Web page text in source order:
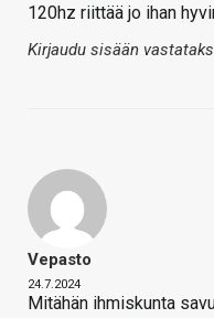
120hz riittää jo ihan
Kirjaudu sisään
Vepasto
24.7.2024
Mitähän ihmiskunta